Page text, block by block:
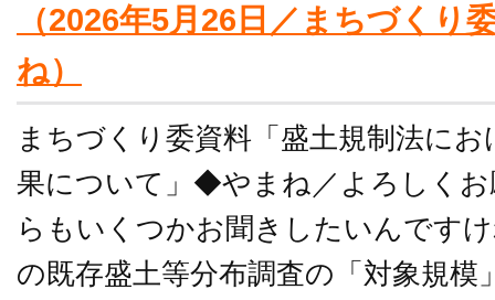
（2026年5月26日／まちづくり
ね）
まちづくり委資料「盛土規制法に
果について」◆やまね／よろしく
らもいくつかお聞きしたいんです
の既存盛土等分布調査の「対象規